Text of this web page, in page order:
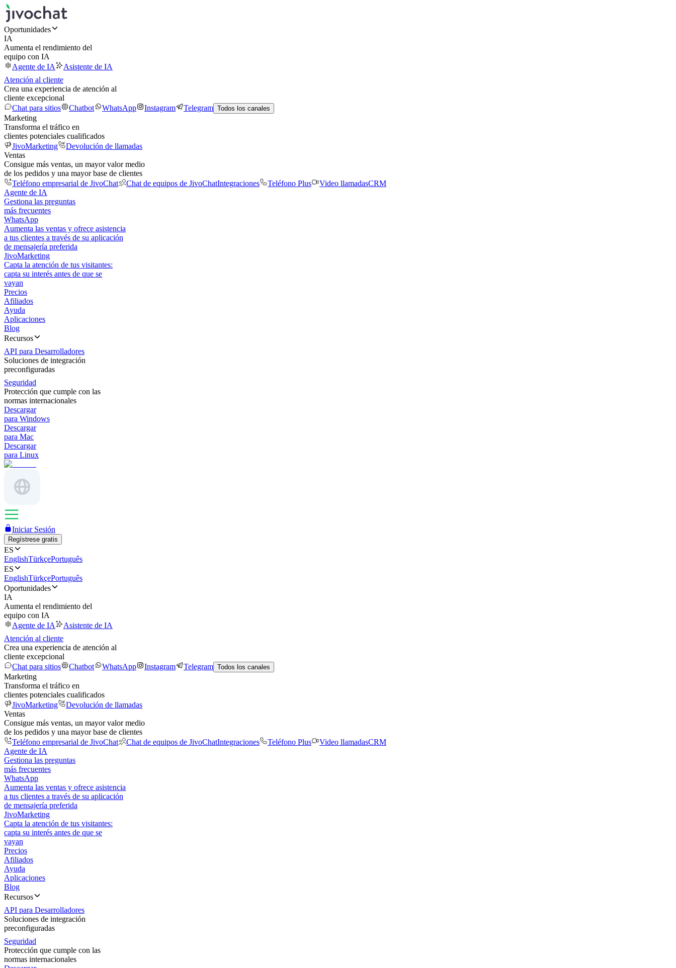
Oportunidades
IA
Aumenta el rendimiento del
equipo con IA
Agente de IA
Asistente de IA
Atención al cliente
Crea una experiencia de atención al
cliente excepcional
Chat para sitios
Chatbot WhatsApp Instagram Telegram Todos los canales
Marketing
Transforma el tráfico en
clientes potenciales cualificados
JivoMarketing
Devolución de llamadas
Ventas
Consigue más ventas, un mayor valor medio
de los pedidos y una mayor base de clientes
Teléfono empresarial de JivoChat
Chat de equipos de JivoChatIntegraciones Teléfono Plus Video llamadasCRM
Agente de IA
Gestiona las preguntas
más frecuentes
WhatsApp
Aumenta las ventas y ofrece asistencia
a tus clientes a través de su aplicación
de mensajería preferida
JivoMarketing
Capta la atención de tus visitantes:
capta su interés antes de que se
vayan
Precios
Afiliados
Ayuda
Aplicaciones
Blog
Recursos
API para Desarrolladores
Soluciones de integración
preconfiguradas
Seguridad
Protección que cumple con las
normas internacionales
Descargar
para Windows
Descargar
para Mac
Descargar
para Linux
Iniciar Sesión
Regístrese gratis
ES
EnglishTürkçePortuguês
ES
EnglishTürkçePortuguês
Oportunidades
IA
Aumenta el rendimiento del
equipo con IA
Agente de IA
Asistente de IA
Atención al cliente
Crea una experiencia de atención al
cliente excepcional
Chat para sitios
Chatbot WhatsApp Instagram Telegram Todos los canales
Marketing
Transforma el tráfico en
clientes potenciales cualificados
JivoMarketing
Devolución de llamadas
Ventas
Consigue más ventas, un mayor valor medio
de los pedidos y una mayor base de clientes
Teléfono empresarial de JivoChat
Chat de equipos de JivoChatIntegraciones Teléfono Plus Video llamadasCRM
Agente de IA
Gestiona las preguntas
más frecuentes
WhatsApp
Aumenta las ventas y ofrece asistencia
a tus clientes a través de su aplicación
de mensajería preferida
JivoMarketing
Capta la atención de tus visitantes:
capta su interés antes de que se
vayan
Precios
Afiliados
Ayuda
Aplicaciones
Blog
Recursos
API para Desarrolladores
Soluciones de integración
preconfiguradas
Seguridad
Protección que cumple con las
normas internacionales